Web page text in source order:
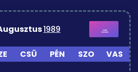
1989 →
CSÜ PÉN SZO VAS